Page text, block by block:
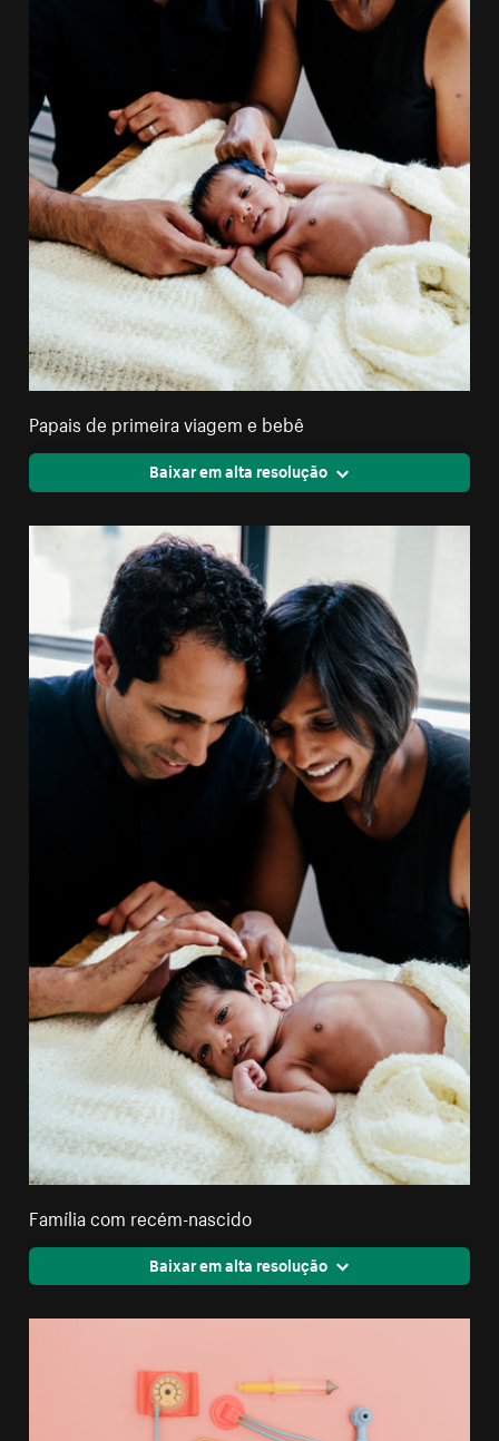
Papais de primeira viagem e bebê
Baixar em alta resolução
Família com recém-nascido
Baixar em alta resolução